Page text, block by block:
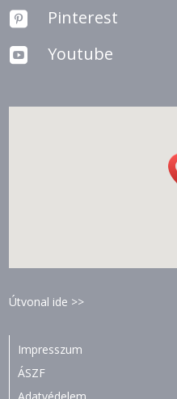
 Pinterest
 Youtube
Útvonal ide >>
Impresszum
ÁSZF
Adatvédelem